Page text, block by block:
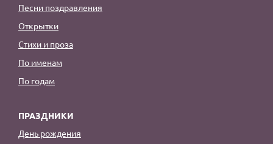
Песни поздравления
Открытки
Стихи и проза
По именам
По годам
ПРАЗДНИКИ
День рождения